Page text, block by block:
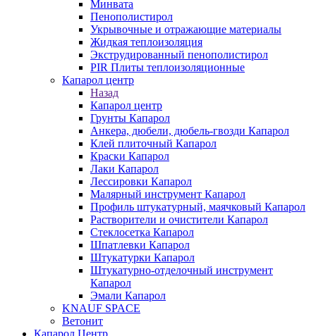
Минвата
Пенополистирол
Укрывочные и отражающие материалы
Жидкая теплоизоляция
Экструдированный пенополистирол
PIR Плиты теплоизоляционные
Капарол центр
Назад
Капарол центр
Грунты Капарол
Анкера, дюбели, дюбель-гвозди Капарол
Клей плиточный Капарол
Краски Капарол
Лаки Капарол
Лессировки Капарол
Малярный инструмент Капарол
Профиль штукатурный, маячковый Капарол
Растворители и очистители Капарол
Cтеклосетка Капарол
Шпатлевки Капарол
Штукатурки Капарол
Штукатурно-отделочный инструмент
Капарол
Эмали Капарол
KNAUF SPACE
Ветонит
Капарол Центр